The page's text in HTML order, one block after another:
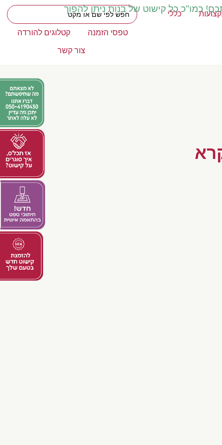
כמו"כ כל קישוט של בנות ניתן להפוך
כללי
טפסי הזמנה קטלוגים להורדה
צור קשר